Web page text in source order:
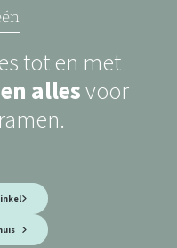
tot en met
allesvoor